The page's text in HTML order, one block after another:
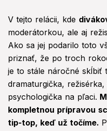
V tejto relácii, kde
moderátorkou, ale aj
Ako sa jej podarilo toto
priznať, že po troch
je to stále náročné skĺbiť
dramaturgička,
psychologička na pľaci.
kompletnou prípravou
tip-top, keď už točíme.